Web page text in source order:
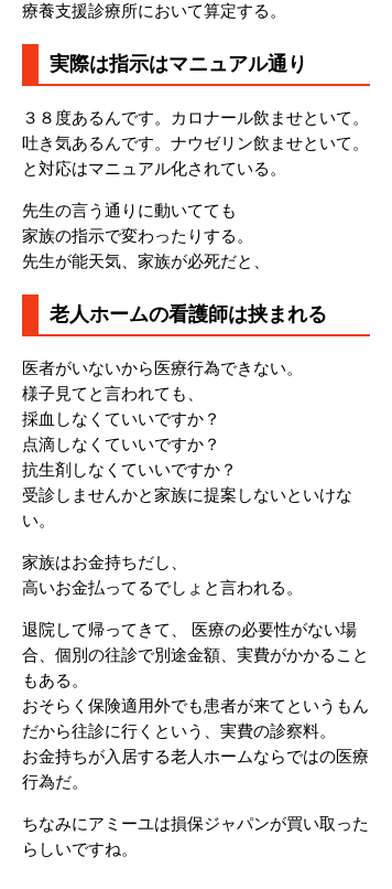
療養支援診療所において算定する。
実際は指示はマニュアル通り
３８度あるんです。カロナール飲ませといて。
吐き気あるんです。ナウゼリン飲ませといて。
と対応はマニュアル化されている。
先生の言う通りに動いてても
家族の指示で変わったりする。
先生が能天気、家族が必死だと、
老人ホームの看護師は挟まれる
医者がいないから医療行為できない。
様子見てと言われても、
採血しなくていいですか？
点滴しなくていいですか？
抗生剤しなくていいですか？
受診しませんかと家族に提案しないといけな
い。
家族はお金持ちだし、
高いお金払ってるでしょと言われる。
退院して帰ってきて、 医療の必要性がない場
合、個別の往診で別途金額、実費がかかること
もある。
おそらく保険適用外でも患者が来てというもん
だから往診に行くという、実費の診察料。
お金持ちが入居する老人ホームならではの医療
行為だ。
ちなみにアミーユは損保ジャパンが買い取った
らしいですね。